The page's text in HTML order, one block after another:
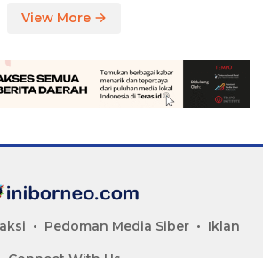
View More
Pedoman Media Siber Iklan